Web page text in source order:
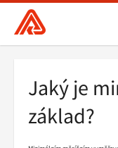
Všeobecná
zdravotní
hlavní
stránka
Drobečková
navigace
Jaký je
základ?